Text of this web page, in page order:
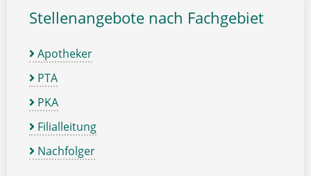
Stellenangebote nach Fachgebiet
Apotheker
PTA
PKA
Filialleitung
Nachfolger